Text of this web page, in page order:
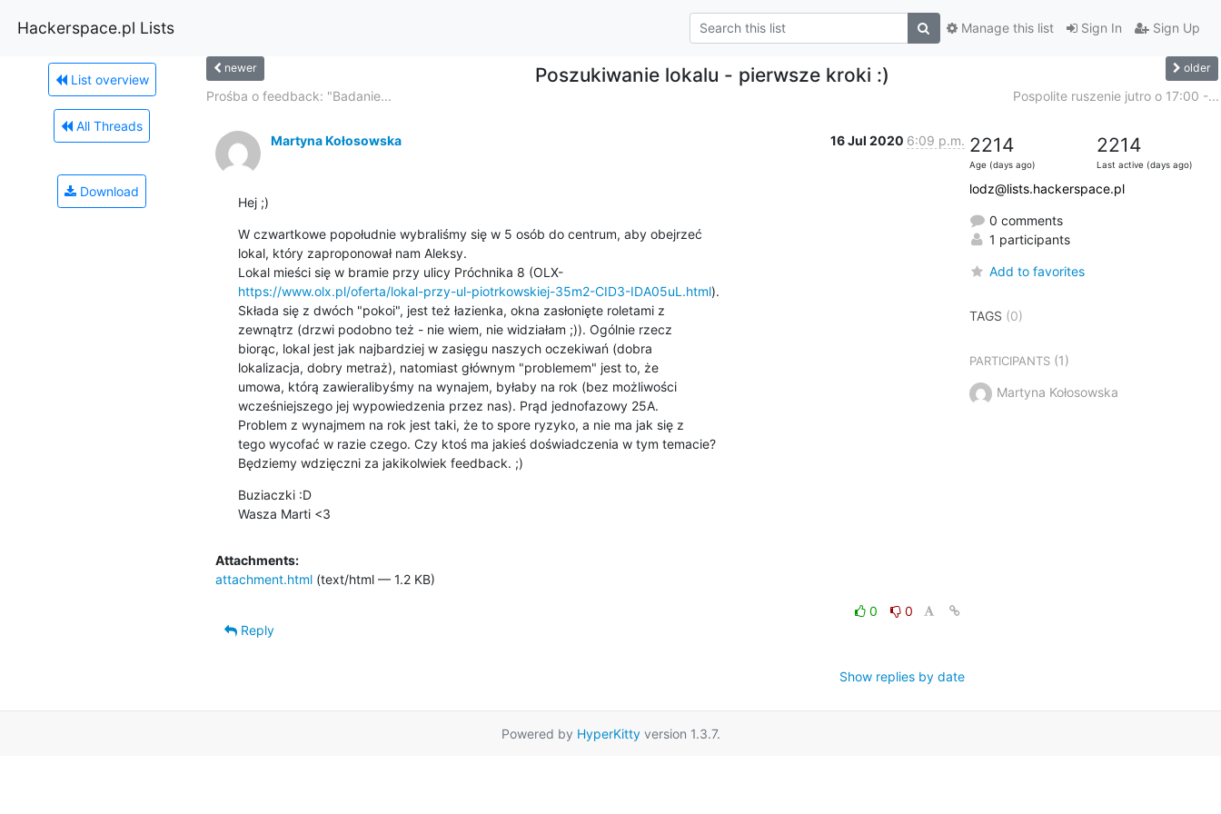
Hackerspace.pl Lists Sign In Sign Up
Manage this list
List overview
All Threads
Download
newer Poszukiwanie lokalu - pierwsze kroki :) older
Prośba o feedback: "Badanie... Pospolite ruszenie jutro o 17:00 -...
Martyna Kołosowska 16 Jul 2020 6:09 p.m.
Hej ;)
W czwartkowe popołudnie wybraliśmy się w 5 osób do centrum, aby obejrzeć
lokal, który zaproponował nam Aleksy.
Lokal mieści się w bramie przy ulicy Próchnika 8 (OLX-
https://www.olx.pl/oferta/lokal-przy-ul-piotrkowskiej-35m2-CID3-IDA05uL.html).
Składa się z dwóch "pokoi", jest też łazienka, okna zasłonięte roletami z
zewnątrz (drzwi podobno też - nie wiem, nie widziałam ;)). Ogólnie rzecz
biorąc, lokal jest jak najbardziej w zasięgu naszych oczekiwań (dobra
lokalizacja, dobry metraż), natomiast głównym "problemem" jest to, że
umowa, którą zawieralibyśmy na wynajem, byłaby na rok (bez możliwości
wcześniejszego jej wypowiedzenia przez nas). Prąd jednofazowy 25A.
Problem z wynajmem na rok jest taki, że to spore ryzyko, a nie ma jak się z
tego wycofać w razie czego. Czy ktoś ma jakieś doświadczenia w tym temacie?
Będziemy wdzięczni za jakikolwiek feedback. ;)
Buziaczki :D
Wasza Marti <3
Attachments:
attachment.html(text/html — 1.2 KB)
0
0
Reply
Show replies by date
2214
Age (days ago)
2214
Last active (days ago)
lodz@lists.hackerspace.pl
0 comments
1 participants
Add to favorites
TAGS (0)
PARTICIPANTS(1)
Martyna Kołosowska
Powered by HyperKittyversion 1.3.7.